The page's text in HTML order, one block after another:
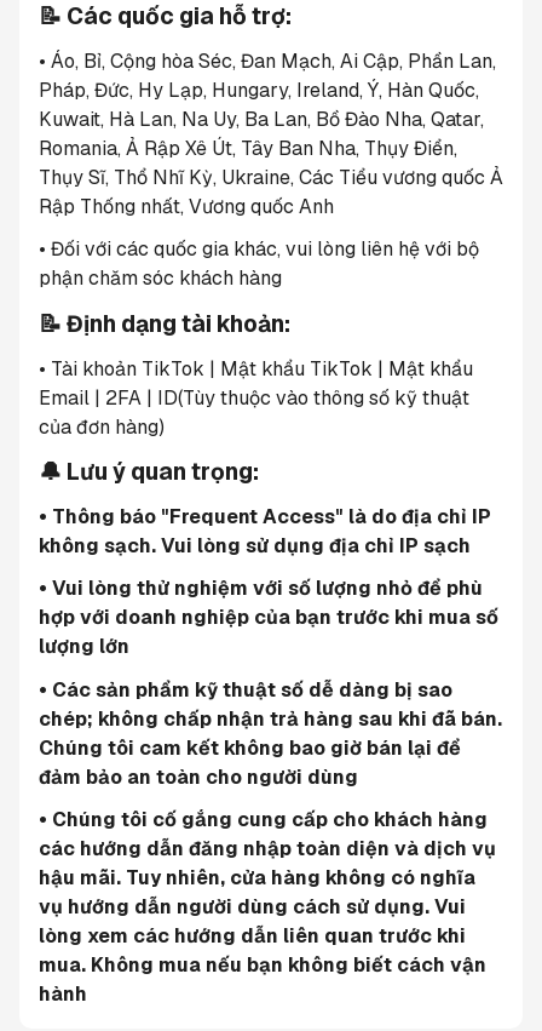
📝 Các quốc gia hỗ trợ:
• Áo, Bỉ, Cộng hòa Séc, Đan Mạch, Ai Cập, Phần Lan,
Pháp, Đức, Hy Lạp, Hungary, Ireland, Ý, Hàn Quốc,
Kuwait, Hà Lan, Na Uy, Ba Lan, Bồ Đào Nha, Qatar,
Romania, Ả Rập Xê Út, Tây Ban Nha, Thụy Điển,
Thụy Sĩ, Thổ Nhĩ Kỳ, Ukraine, Các Tiểu vương quốc Ả
Rập Thống nhất, Vương quốc Anh
• Đối với các quốc gia khác, vui lòng liên hệ với bộ
phận chăm sóc khách hàng
📝 Định dạng tài khoản:
• Tài khoản TikTok | Mật khẩu TikTok | Mật khẩu
Email | 2FA | ID(Tùy thuộc vào thông số kỹ thuật
của đơn hàng)
🔔 Lưu ý quan trọng:
• Thông báo "Frequent Access" là do địa chỉ IP
không sạch. Vui lòng sử dụng địa chỉ IP sạch
• Vui lòng thử nghiệm với số lượng nhỏ để phù
hợp với doanh nghiệp của bạn trước khi mua số
lượng lớn
• Các sản phẩm kỹ thuật số dễ dàng bị sao
chép; không chấp nhận trả hàng sau khi đã bán.
Chúng tôi cam kết không bao giờ bán lại để
đảm bảo an toàn cho người dùng
• Chúng tôi cố gắng cung cấp cho khách hàng
các hướng dẫn đăng nhập toàn diện và dịch vụ
hậu mãi. Tuy nhiên, cửa hàng không có nghĩa
vụ hướng dẫn người dùng cách sử dụng. Vui
lòng xem các hướng dẫn liên quan trước khi
mua. Không mua nếu bạn không biết cách vận
hành